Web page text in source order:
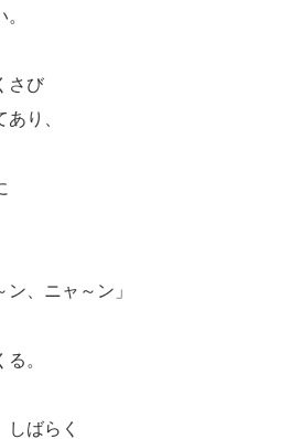
さび
り、
、ニャ～ン」
。
ばらく